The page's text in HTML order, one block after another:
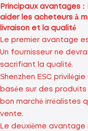
Principaux avantages :
aider les acheteurs à
livraison et la qualité
Le premier avantage
Un fournisseur ne
sacrifiant la qualité.
Shenzhen ESC
basée sur des
bon marché irréalistes
vente.
Le deuxième